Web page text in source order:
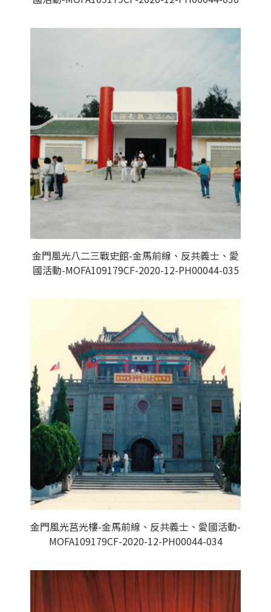
金門風光八二三戰史館-金馬前線、反共義士、愛
國活動-MOFA109179CF-2020-12-PH00044-035
金門風光莒光樓-金馬前線、反共義士、愛國活動-
MOFA109179CF-2020-12-PH00044-034